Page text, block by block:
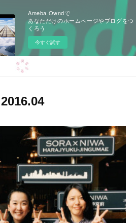
Ameba Owndで
あなただけのホームページやブログをつ
くろう
今すぐ試す
2016.04